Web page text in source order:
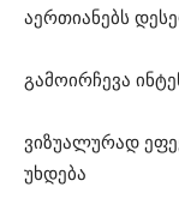
აერთიანებს
გამოირჩევა
ვიზუალურად
უხდება